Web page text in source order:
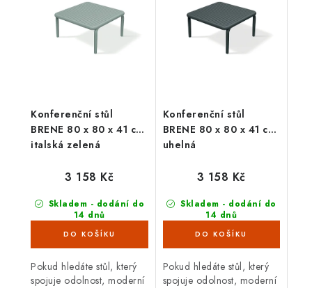
déšť,...
déšť,...
Konferenční stůl
BRENE 80 x 80 x 41 cm,
italská zelená
Skladem - dodání do
14 dnů
(3 ks)
3 158 Kč
Pokud hledáte stůl, který
spojuje odolnost, moderní
Konferenční stůl
BRENE 80 x 80 x 41 cm,
uhelná
Skladem - dodání do
14 dnů
(5 ks)
3 158 Kč
Pokud hledáte stůl, který
spojuje odolnost, moderní